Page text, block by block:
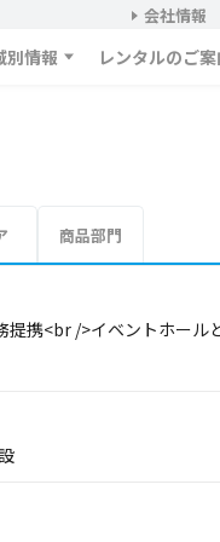
会社情報
別情報 レンタルのご案
商品部門
携<br />イベントホール